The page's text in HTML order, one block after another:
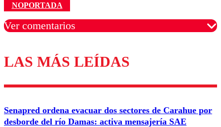
NOPORTADA
Ver comentarios
Los comentarios son moderados para garantizar un
diálogo respetuoso.
Correo
LAS MÁS LEÍDAS
Senapred ordena evacuar dos sectores de Carahue por
desborde del río Damas: activa mensajería SAE